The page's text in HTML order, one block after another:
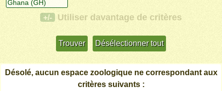
+/- Utiliser davantage de critères
Désolé, aucun espace zoologique ne correspondant aux
critères suivants :